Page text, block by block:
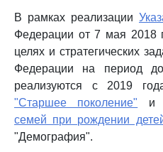
В рамках реализации
Федерации от 7 мая 2018
целях и стратегических
Федерации на период
реализуются с 2019
"Старшее поколение" и
семей при рождении
"Демография".